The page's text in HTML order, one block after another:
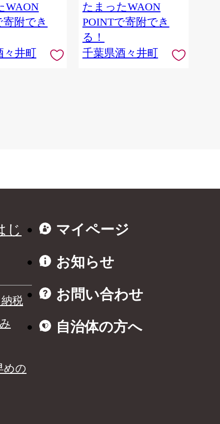
WAON
寄附でき
々井町
たまったWAON
POINTで寄附でき
る！
千葉県酒々井町
じ
税
めの
マイページ
お知らせ
お問い合わせ
自治体の方へ